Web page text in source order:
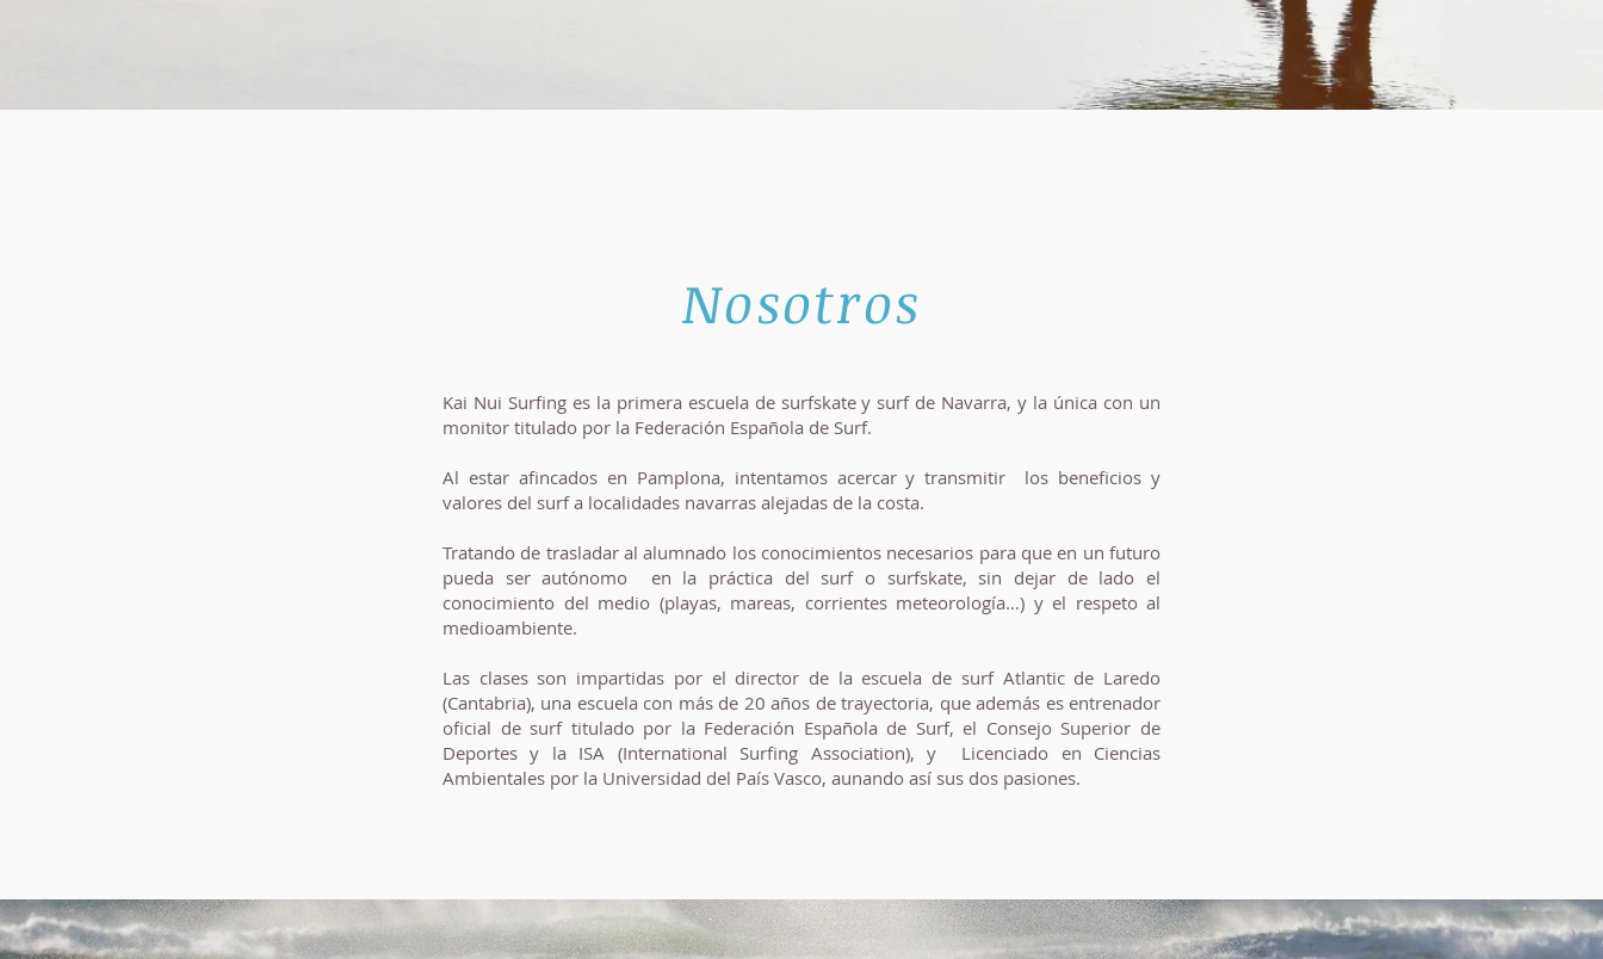
Nosotros
Kai Nui Surfing es la primera escuela de surfskate y surf de Navarra, y la única con un
monitor titulado por la Federación Española de Surf.
Al estar afincados en Pamplona, intentamos acercar y transmitir los beneficios y
valores del surf a localidades navarras alejadas de la costa.
Tratando de trasladar al alumnado los conocimientos necesarios para que en un futuro
pueda ser autónomo en la práctica del surf o surfskate, sin dejar de lado el
conocimiento del medio (playas, mareas, corrientes meteorología…) y el respeto al
medioambiente.
Las clases son impartidas por el director de la escuela de surf Atlantic de Laredo
(Cantabria), una escuela con más de 20 años de trayectoria, que además es entrenador
oficial de surf titulado por la Federación Española de Surf, el Consejo Superior de
Deportes y la ISA (International Surfing Association), y Licenciado en Ciencias
Ambientales por la Universidad del País Vasco, aunando así sus dos pasiones.